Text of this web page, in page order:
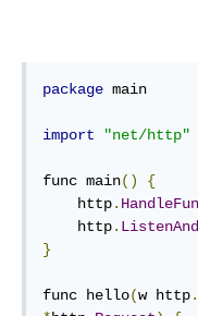
package main
import "net/http"
func main()
{
    http
.
    http
.
}
func hello(w http.